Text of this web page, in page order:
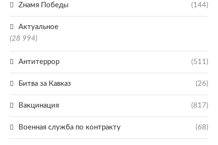
Zнамя Победы (144)
Актуальное
(28 994)
Антитеррор (511)
Битва за Кавказ (26)
Вакцинация (817)
Военная служба по контракту (68)